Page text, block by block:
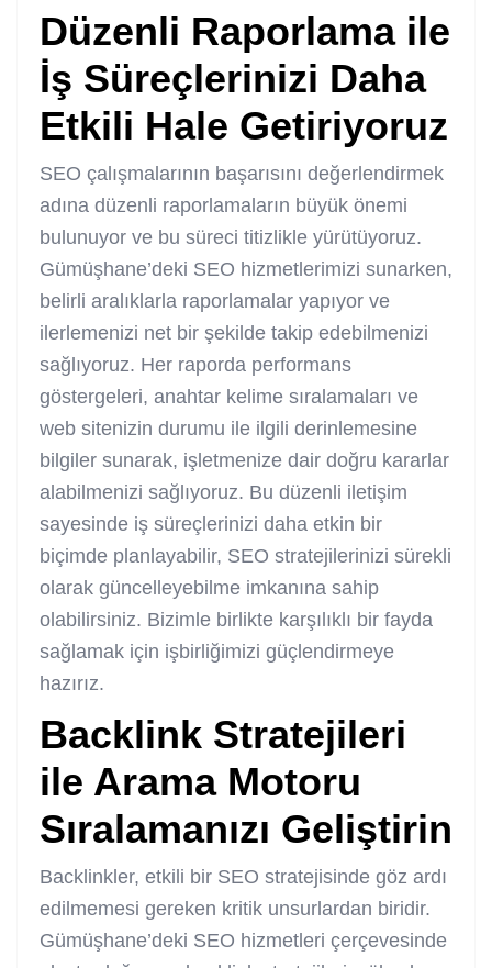
Düzenli Raporlama ile
İş Süreçlerinizi Daha
Etkili Hale Getiriyoruz
SEO çalışmalarının başarısını değerlendirmek
adına düzenli raporlamaların büyük önemi
bulunuyor ve bu süreci titizlikle yürütüyoruz.
Gümüşhane’deki SEO hizmetlerimizi sunarken,
belirli aralıklarla raporlamalar yapıyor ve
ilerlemenizi net bir şekilde takip edebilmenizi
sağlıyoruz. Her raporda performans
göstergeleri, anahtar kelime sıralamaları ve
web sitenizin durumu ile ilgili derinlemesine
bilgiler sunarak, işletmenize dair doğru kararlar
alabilmenizi sağlıyoruz. Bu düzenli iletişim
sayesinde iş süreçlerinizi daha etkin bir
biçimde planlayabilir, SEO stratejilerinizi sürekli
olarak güncelleyebilme imkanına sahip
olabilirsiniz. Bizimle birlikte karşılıklı bir fayda
sağlamak için işbirliğimizi güçlendirmeye
hazırız.
Backlink Stratejileri
ile Arama Motoru
Sıralamanızı Geliştirin
Backlinkler, etkili bir SEO stratejisinde göz ardı
edilmemesi gereken kritik unsurlardan biridir.
Gümüşhane’deki SEO hizmetleri çerçevesinde